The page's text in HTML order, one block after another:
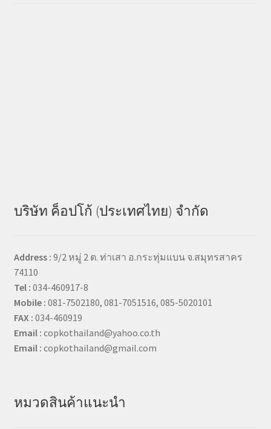
บริษัท ค็อปโก้ (ประเทศไทย) จำกัด
Address : 9/2 หมู่ 2 ต. ท่าเสา อ.กระทุ่มแบน จ.สมุทรสาคร
74110
Tel : 034-460917-8
Mobile : 081-7502180, 081-7051516, 085-5020101
FAX : 034-460919
Email : copkothailand@yahoo.co.th
Email : copkothailand@gmail.com
หมวดสินค้าแนะนำ